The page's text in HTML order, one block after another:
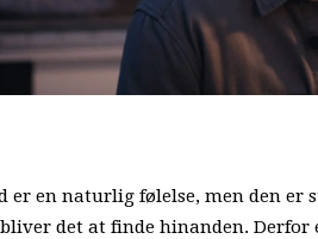
er en naturlig følelse, men den
det at finde hinanden. Derfor